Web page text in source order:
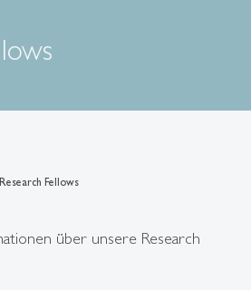
Research Fellows
über unsere Research